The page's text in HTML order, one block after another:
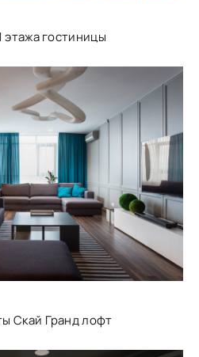
этажа гостиницы
Скай Гранд лофт